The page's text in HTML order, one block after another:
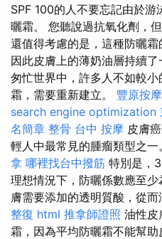
SPF 100的人不要忘記由於
曬霜。 您聽說過抗氧化劑，
還值得考慮的是，這種防曬霜
因此皮膚上的薄奶油層持續了
匆忙世界中，許多人不如較
霜，需要重新建立。 豐原按
search engine optimization
名簡章 整骨 台中 按摩 皮膚
輕人中最常見的腫瘤類型之一
拿 哪裡找台中撥筋 特別是，
理想情況下，防曬係數應至
膚需要添加的透明質酸，從而
整復 html 推拿師證照 油性皮
霜，因為平均防曬霜不能幫助